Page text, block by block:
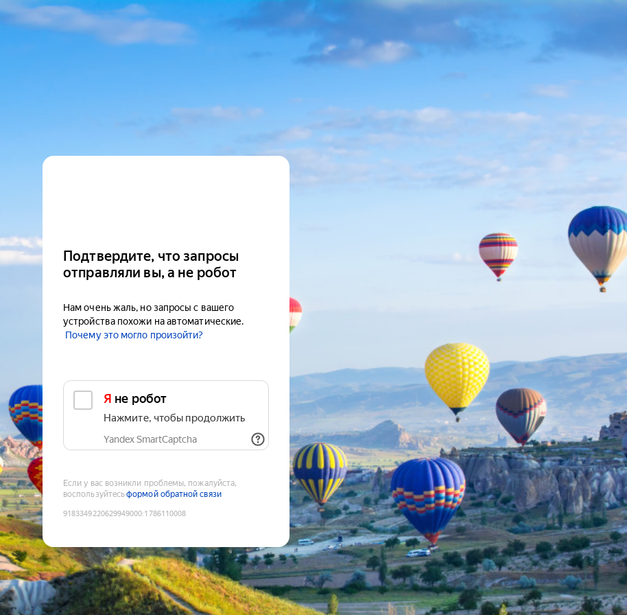
Подтвердите, что запросы
отправляли вы, а не робот
Нам очень жаль, но запросы с вашего
устройства похожи на автоматические.
Почему это могло произойти?
Я не робот
Нажмите, чтобы продолжить
Yandex SmartCaptcha
Если у вас возникли проблемы, пожалуйста,
воспользуйтесьформой обратной связи
9183349220629949000:1786110008